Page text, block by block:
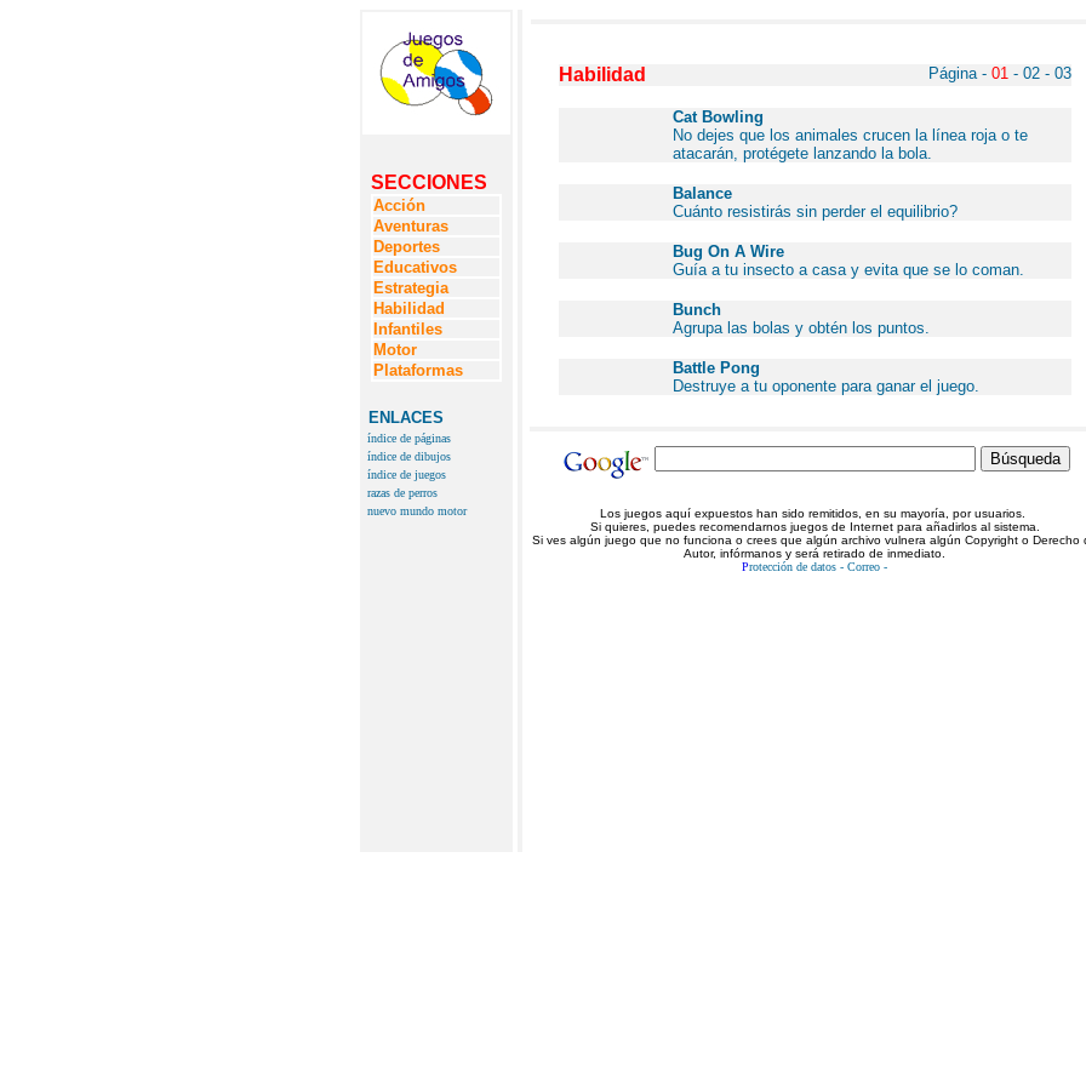
SECCIONES
Acción
Aventuras
Deportes
Educativos
Estrategia
Habilidad
Infantiles
Motor
Plataformas
ENLACES
índice de páginas
índice de dibujos
índice de juegos
razas de perros
nuevo mundo motor
Habilidad Página - 01- 02- 03
Cat Bowling
No dejes que los animales crucen la línea roja o te
atacarán, protégete lanzando la bola.
Balance
Cuánto resistirás sin perder el equilibrio?
Bug On A Wire
Guía a tu insecto a casa y evita que se lo coman.
Bunch
Agrupa las bolas y obtén los puntos.
Battle Pong
Destruye a tu oponente para ganar el juego.
Los juegos aquí expuestos han sido remitidos, en su mayoría, por usuarios.
Si quieres, puedes recomendarnos juegos de Internet para añadirlos al sistema.
Si ves algún juego que no funciona o crees que algún archivo vulnera algún Copyright o Derecho
Autor, infórmanos y será retirado de inmediato.
Protección de datos - Correo -